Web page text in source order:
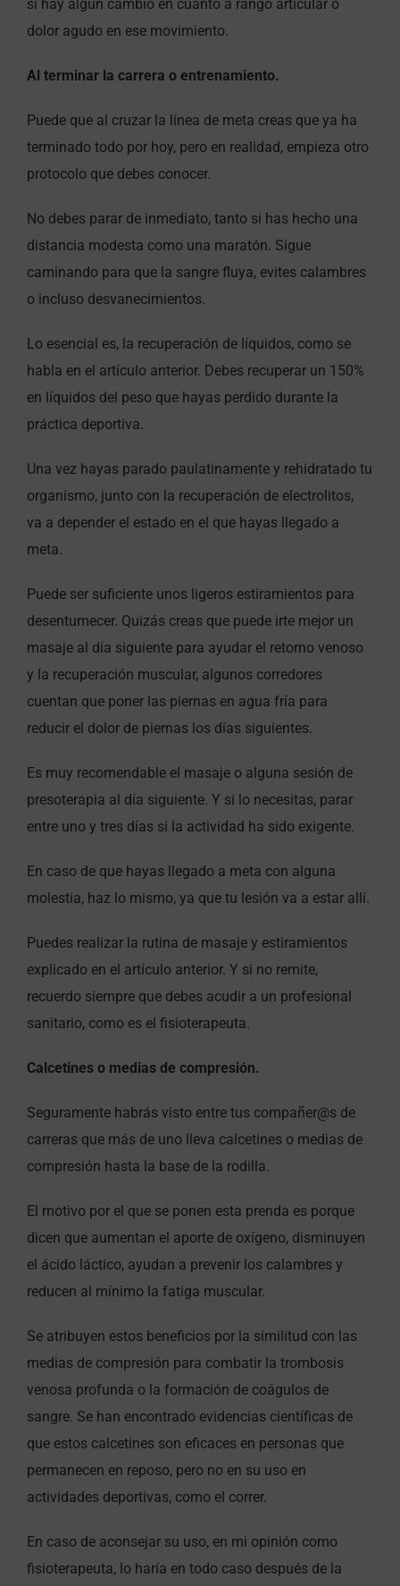
si hay algún cambio en cuanto a rango articular o
dolor agudo en ese movimiento.
Al terminar la carrera o entrenamiento.
Puede que al cruzar la línea de meta creas que ya ha
terminado todo por hoy, pero en realidad, empieza otro
protocolo que debes conocer.
No debes parar de inmediato, tanto si has hecho una
distancia modesta como una maratón. Sigue
caminando para que la sangre fluya, evites calambres
o incluso desvanecimientos.
Lo esencial es, la recuperación de líquidos, como se
habla en el artículo anterior. Debes recuperar un 150%
en líquidos del peso que hayas perdido durante la
práctica deportiva.
Una vez hayas parado paulatinamente y rehidratado tu
organismo, junto con la recuperación de electrolitos,
va a depender el estado en el que hayas llegado a
meta.
Puede ser suficiente unos ligeros estiramientos para
desentumecer. Quizás creas que puede irte mejor un
masaje al día siguiente para ayudar el retorno venoso
y la recuperación muscular, algunos corredores
cuentan que poner las piernas en agua fría para
reducir el dolor de piernas los días siguientes.
Es muy recomendable el masaje o alguna sesión de
presoterapia al día siguiente. Y si lo necesitas, parar
entre uno y tres días si la actividad ha sido exigente.
En caso de que hayas llegado a meta con alguna
molestia, haz lo mismo, ya que tu lesión va a estar allí.
Puedes realizar la rutina de masaje y estiramientos
explicado en el artículo anterior. Y si no remite,
recuerdo siempre que debes acudir a un profesional
sanitario, como es el fisioterapeuta.
Calcetines o medias de compresión.
Seguramente habrás visto entre tus compañer@s de
carreras que más de uno lleva calcetines o medias de
compresión hasta la base de la rodilla.
El motivo por el que se ponen esta prenda es porque
dicen que aumentan el aporte de oxígeno, disminuyen
el ácido láctico, ayudan a prevenir los calambres y
reducen al mínimo la fatiga muscular.
Se atribuyen estos beneficios por la similitud con las
medias de compresión para combatir la trombosis
venosa profunda o la formación de coágulos de
sangre. Se han encontrado evidencias científicas de
que estos calcetines son eficaces en personas que
permanecen en reposo, pero no en su uso en
actividades deportivas, como el correr.
En caso de aconsejar su uso, en mi opinión como
fisioterapeuta, lo haría en todo caso después de la